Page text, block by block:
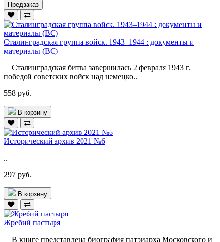
Предзаказ
Сталинградская группа войск. 1943–1944 : документы и
материалы (ВС)
Сталинградская битва завершилась 2 февраля 1943 г.
победой советских войск над немецко..
558 руб.
В корзину
Исторический архив 2021 №6
..
297 руб.
В корзину
Жребий пастыря
В книге представлена биография патриарха Московского и